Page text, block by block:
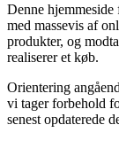
Denne
med massevis af
produkter, og
realiserer et køb.
Orientering
vi tager forbehold
senest opdaterede